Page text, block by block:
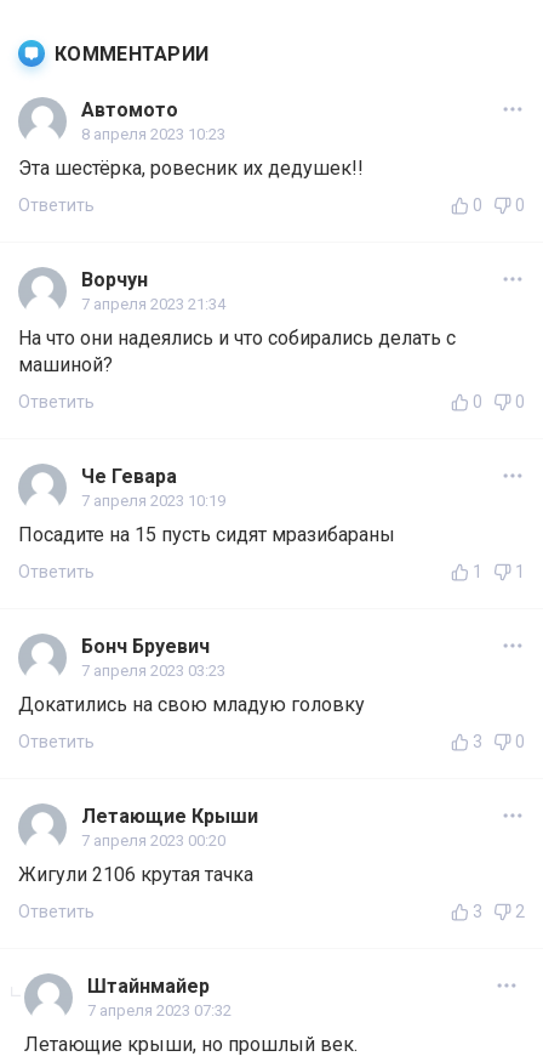
КОММЕНТАРИИ
Автомото
8 апреля 2023 10:23
Эта шестёрка, ровесник их дедушек!!
Ответить 0 0
Ворчун
7 апреля 2023 21:34
На что они надеялись и что собирались делать с
машиной?
Ответить 0 0
Че Гевара
7 апреля 2023 10:19
Посадите на 15 пусть сидят мразибараны
Ответить 1 1
Бонч Бруевич
7 апреля 2023 03:23
Докатились на свою младую головку
Ответить 3 0
Летающие Крыши
7 апреля 2023 00:20
Жигули 2106 крутая тачка
Ответить 3 2
Штайнмайер
7 апреля 2023 07:32
Летающие крыши, но прошлый век.